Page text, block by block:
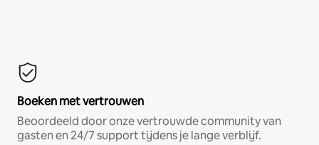
Boeken met vertrouwen
Beoordeeld door onze vertrouwde community van
gasten en 24/7 support tijdens je lange verblijf.